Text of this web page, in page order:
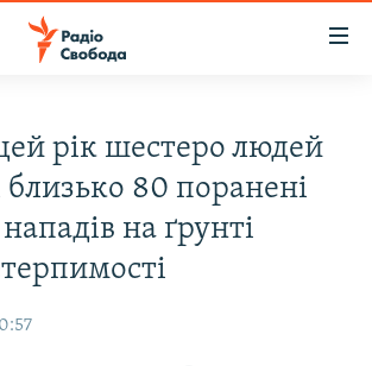
цей рік шестеро людей
близько 80 поранені
на ґрунті